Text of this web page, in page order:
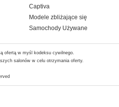
Captiva
Modele zbliżające się
Samochody Używane
ofertą w myśl kodeksu cywilnego.
salonów w celu otrzymania oferty.